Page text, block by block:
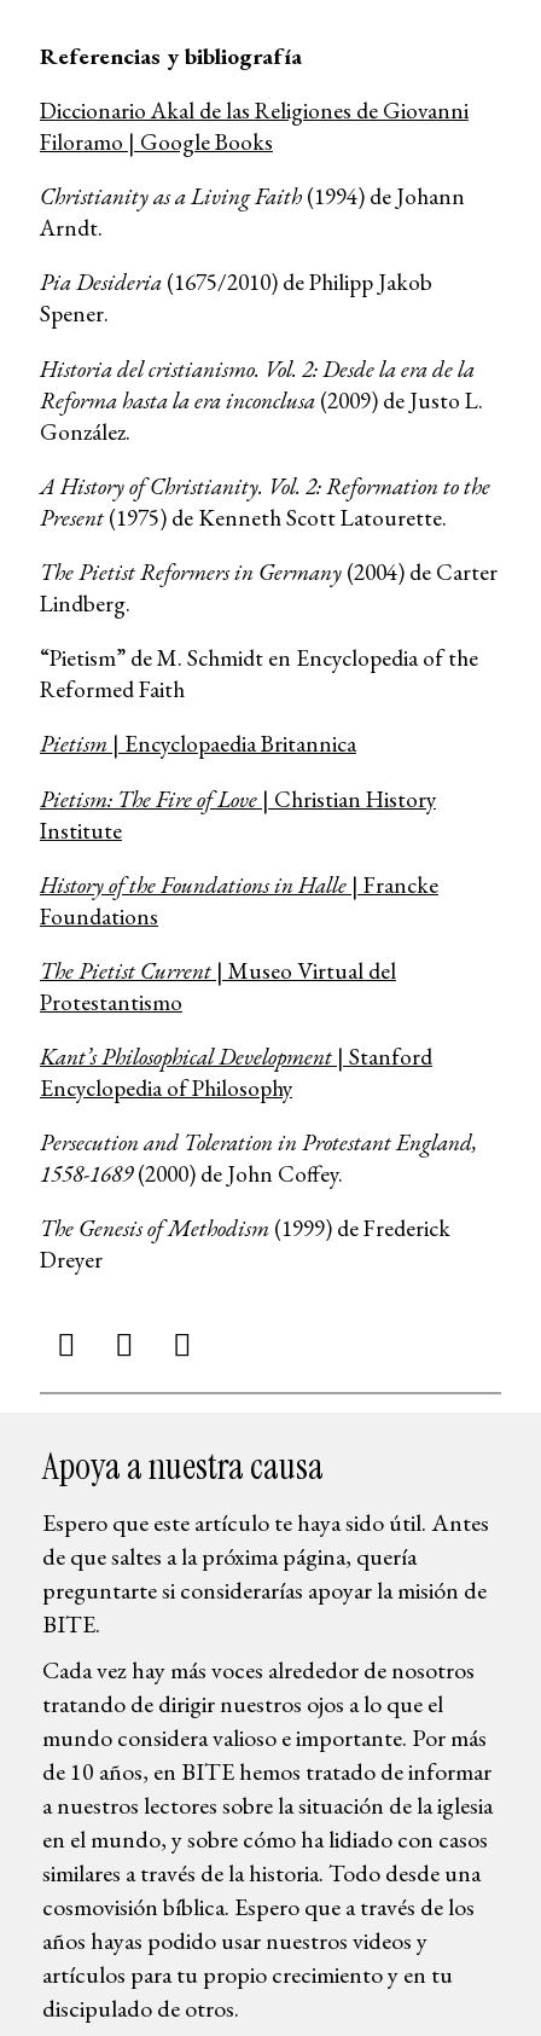
Referencias y bibliografía
Diccionario Akal de las Religiones de Giovanni
Filoramo | Google Books
Christianity as a Living Faith(1994) de Johann
Arndt.
Pia Desideria(1675/2010) de Philipp Jakob
Spener.
Historia del cristianismo. Vol. 2: Desde la era de la
Reforma hasta la era inconclusa(2009) de Justo L.
González.
A History of Christianity. Vol. 2: Reformation to the
Present(1975) de Kenneth Scott Latourette.
The Pietist Reformers in Germany(2004) de Carter
Lindberg.
“Pietism” de M. Schmidt en Encyclopedia of the
Reformed Faith
Pietism| Encyclopaedia Britannica
Pietism: The Fire of Love| Christian History
Institute
History of the Foundations in Halle| Francke
Foundations
The Pietist Current| Museo Virtual del
Protestantismo
Kant’s Philosophical Development| Stanford
Encyclopedia of Philosophy
Persecution and Toleration in Protestant England,
1558-1689(2000) de John Coffey.
The Genesis of Methodism(1999) de Frederick
Dreyer
Apoya a nuestra causa
Espero que este artículo te haya sido útil. Antes
de que saltes a la próxima página, quería
preguntarte si considerarías apoyar la misión de
BITE.
Cada vez hay más voces alrededor de nosotros
tratando de dirigir nuestros ojos a lo que el
mundo considera valioso e importante. Por más
de 10 años, en BITE hemos tratado de informar
a nuestros lectores sobre la situación de la iglesia
en el mundo, y sobre cómo ha lidiado con casos
similares a través de la historia. Todo desde una
cosmovisión bíblica. Espero que a través de los
años hayas podido usar nuestros videos y
artículos para tu propio crecimiento y en tu
discipulado de otros.